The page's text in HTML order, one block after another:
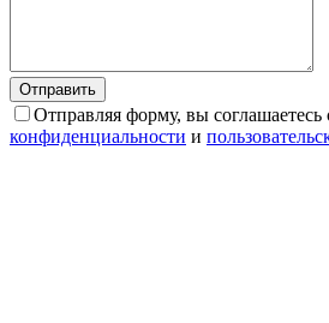
Отправляя форму, вы соглашаетесь
конфиденциальности и